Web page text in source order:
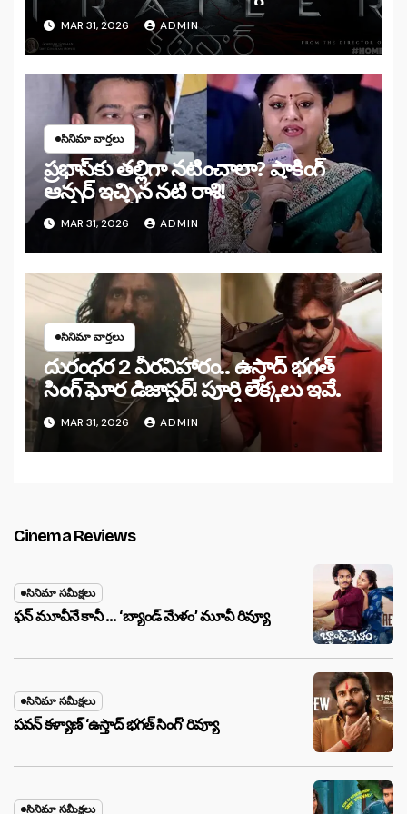
MAR 31, 2026 ADMIN
సినిమా వార్తలు
ప్రభాస్‌కు తల్లిగా నటించాలా? షాకింగ్
ఆన్సర్ ఇచ్చిన నటి రాశి!
MAR 31, 2026 ADMIN
సినిమా వార్తలు
దురంధర 2 వీరవిహారం.. ఉస్తాద్ భగత్
సింగ్ ఘోర డిజాస్టర్! పూర్తి లెక్కలు ఇవే.
MAR 31, 2026 ADMIN
Cinema Reviews
సినిమా సమీక్షలు
ఫన్ మూవీనే కానీ … ‘బ్యాండ్‌ మేళం’ మూవీ రివ్యూ
సినిమా సమీక్షలు
పవన్ కళ్యాణ్ ‘ఉస్తాద్ భ‌గ‌త్ సింగ్’ రివ్యూ
సినిమా సమీక్షలు